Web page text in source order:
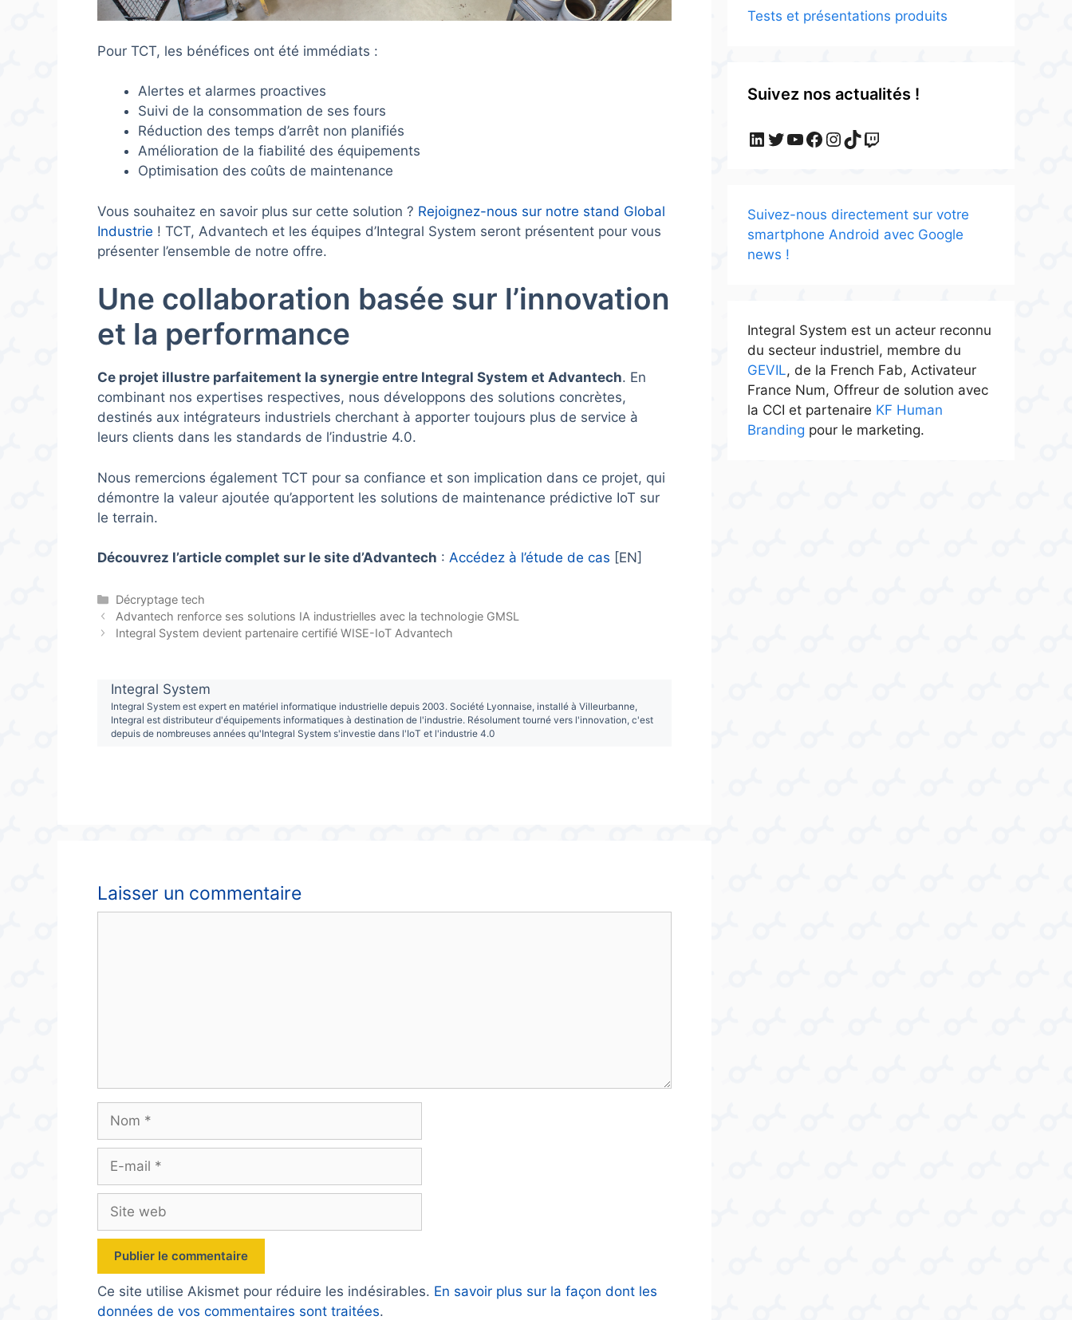
Pour TCT, les bénéfices ont été immédiats :
Alertes et alarmes proactives
Suivi de la consommation de ses fours
Réduction des temps d’arrêt non planifiés
Amélioration de la fiabilité des équipements
Optimisation des coûts de maintenance
Vous souhaitez en savoir plus sur cette solution ? Rejoignez-nous sur notre stand Global
Industrie ! TCT, Advantech et les équipes d’Integral System seront présentent pour vous
présenter l’ensemble de notre offre.
Une collaboration basée sur l’innovation
et la performance
Ce projet illustre parfaitement la synergie entre Integral System et Advantech. En
combinant nos expertises respectives, nous développons des solutions concrètes,
destinés aux intégrateurs industriels cherchant à apporter toujours plus de service à
leurs clients dans les standards de l’industrie 4.0.
Nous remercions également TCT pour sa confiance et son implication dans ce projet, qui
démontre la valeur ajoutée qu’apportent les solutions de maintenance prédictive IoT sur
le terrain.
Découvrez l’article complet sur le site d’Advantech : Accédez à l’étude de cas [EN]
Catégories
Décryptage tech
Advantech renforce ses solutions IA industrielles avec la technologie GMSL
Integral System devient partenaire certifié WISE-IoT Advantech
Integral System
Integral System est expert en matériel informatique industrielle depuis 2003. Société Lyonnaise, installé à Villeurbanne,
Integral est distributeur d'équipements informatiques à destination de l'industrie. Résolument tourné vers l'innovation, c'est
depuis de nombreuses années qu'Integral System s'investie dans l'IoT et l'industrie 4.0
Laisser un commentaire
Nom
Site
web
Ce site utilise Akismet pour réduire les indésirables. En savoir plus sur la façon dont les
données de vos commentaires sont traitées.
Tests et présentations produits
Suivez nos actualités !
LinkedIn
Twitter
YouTube
Facebook
Instagram
TikTok
Twitch
Suivez-nous directement sur votre
smartphone Android avec Google
news !
Integral System est un acteur reconnu
du secteur industriel, membre du
GEVIL, de la French Fab, Activateur
France Num, Offreur de solution avec
la CCI et partenaire KF Human
Branding pour le marketing.